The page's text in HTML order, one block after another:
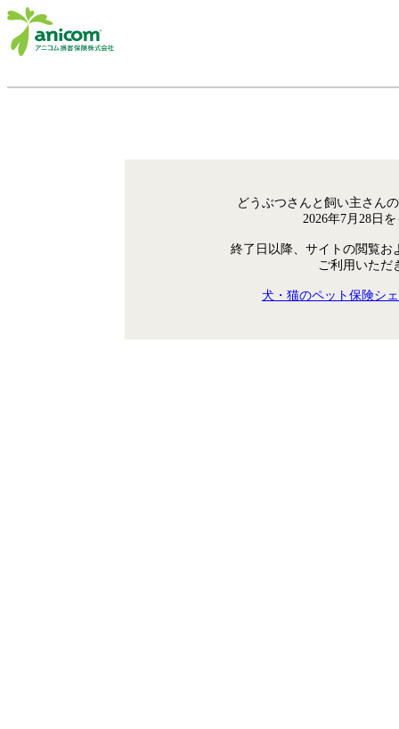
どうぶつさんと飼い主さん
2026年7月28日
終了日以降、サイトの閲覧お
ご利用いただ
犬・猫のペット保険シ